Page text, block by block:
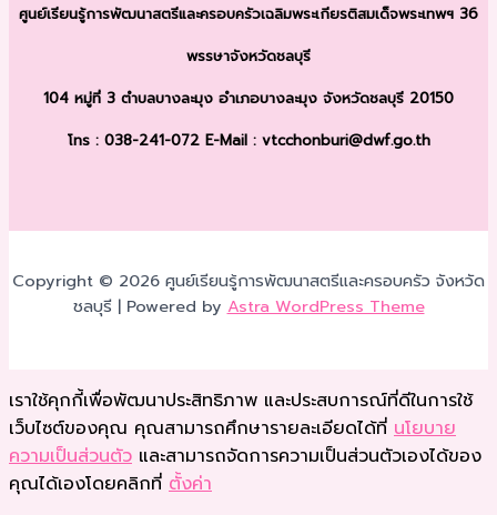
ศูนย์เรียนรู้การพัฒนาสตรีและครอบครัวเฉลิมพระเกียรติสมเด็จพระเทพฯ 36
พรรษาจังหวัดชลบุรี
104 หมู่ที่ 3 ตำบลบางละมุง อำเภอบางละมุง จังหวัดชลบุรี 20150
โทร : 038-241-072 E-Mail : vtcchonburi@dwf.go.th
Copyright © 2026 ศูนย์เรียนรู้การพัฒนาสตรีและครอบครัว จังหวัด
ชลบุรี | Powered byAstra WordPress Theme
เราใช้คุกกี้เพื่อพัฒนาประสิทธิภาพ และประสบการณ์ที่ดีในการใช้
เว็บไซต์ของคุณ คุณสามารถศึกษารายละเอียดได้ที่ นโยบาย
ความเป็นส่วนตัว และสามารถจัดการความเป็นส่วนตัวเองได้ของ
คุณได้เองโดยคลิกที่ ตั้งค่า